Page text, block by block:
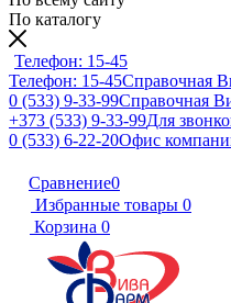
По каталогу
Телефон: 15-45
Телефон: 15-45Справочная
0 (533) 9-33-99Справочная
+373 (533) 9-33-99Для
0 (533) 6-22-20Офис
Сравнение0
Избранные товары 0
Корзина 0